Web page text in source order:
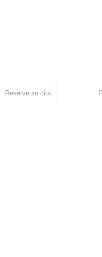
Reserve su cita